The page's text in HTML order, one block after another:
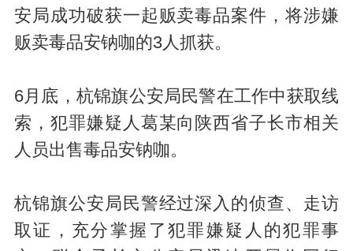
安局成功破获一起贩卖毒品案件，将涉嫌
贩卖毒品安钠咖的3人抓获。
6月底，杭锦旗公安局民警在工作中获取线
索，犯罪嫌疑人葛某向陕西省子长市相关
人员出售毒品安钠咖。
杭锦旗公安局民警经过深入的侦查、走访
取证，充分掌握了犯罪嫌疑人的犯罪事